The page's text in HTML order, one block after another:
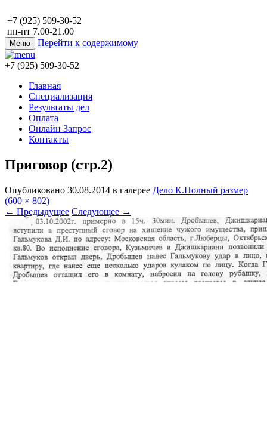
+7 (925) 509-30-52
пн-пт 7.00-21.00
Меню Перейти к содержимому
+7 (925) 509-30-52
Главная
Специализация
Результаты дел
Оплата
Онлайн Запрос
Контакты
Приговор (стр.2)
Опубликовано 30.08.2014 в галерее Дело К.Полный размер
(600 × 802)
← Предыдущее Следующее →